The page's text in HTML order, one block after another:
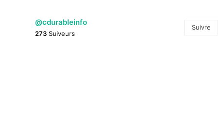
@cdurableinfo
273 Suiveurs
Suivre